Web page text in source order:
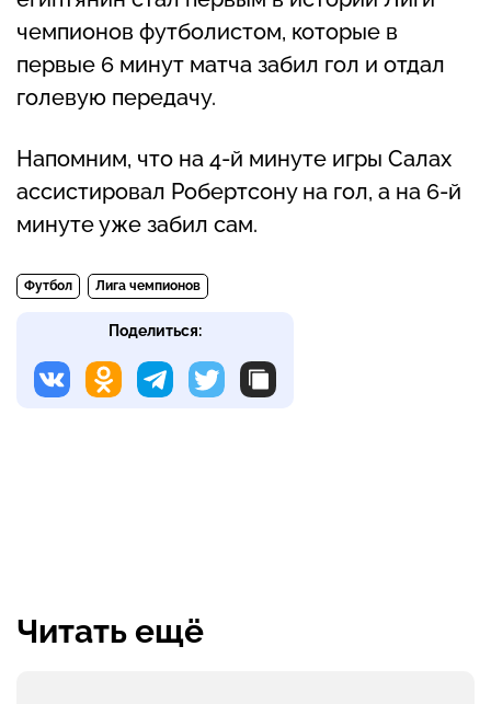
чемпионов футболистом, которые в
первые 6 минут матча забил гол и отдал
голевую передачу.
Напомним, что на 4-й минуте игры Салах
ассистировал Робертсону на гол, а на 6-й
минуте уже забил сам.
Футбол Лига чемпионов
Поделиться:
Читать ещё